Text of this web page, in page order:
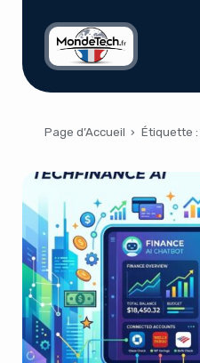
Page d’Accueil › Étiquette :